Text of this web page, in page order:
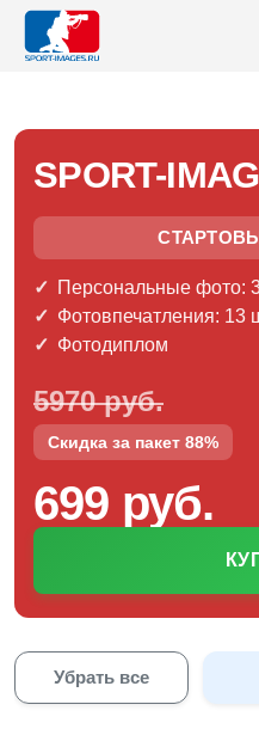
SPORT-
Персональные фото:
Фотовпечатления: 13
Фотодиплом
5970 руб.
Скидка за пакет 88%
699 руб.
Убрать все